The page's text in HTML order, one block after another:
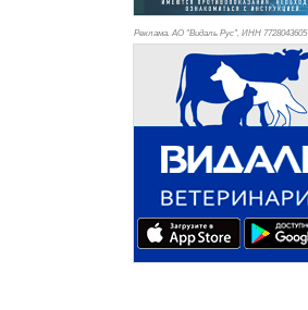
Реклама. АО "Видаль Рус", ИНН 7728043605